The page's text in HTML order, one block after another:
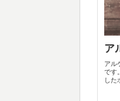
ア
アル
です
した